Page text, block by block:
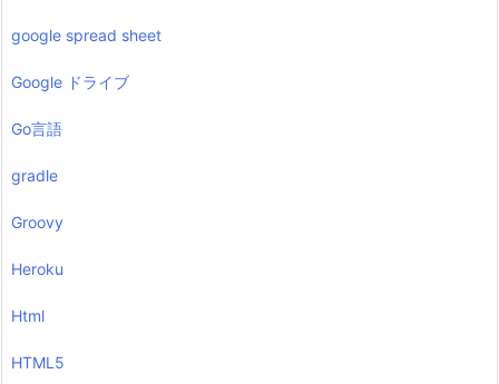
google spread sheet
Google ドライブ
Go言語
gradle
Groovy
Heroku
Html
HTML5